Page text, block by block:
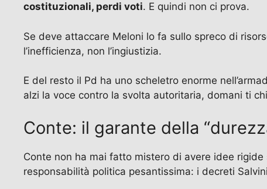
costituzionali, perdi voti. E quindi non ci prova.
Se deve attaccare Meloni lo fa sullo spreco di
l’inefficienza, non l’ingiustizia.
E del resto il Pd ha uno scheletro enorme
alzi la voce contro la svolta autoritaria, domani ti
Conte: il garante della
Conte non ha mai fatto mistero di avere idee
responsabilità politica pesantissima: i decreti